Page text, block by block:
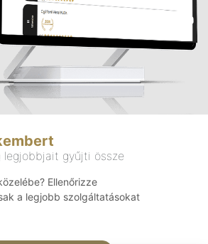
legjobbjait gyűjti össze
Ellenőrizze
a legjobb szolgáltatásokat